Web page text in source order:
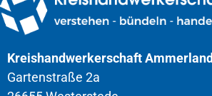
Kreishandwerkerschaft Ammerland
Gartenstraße 2a